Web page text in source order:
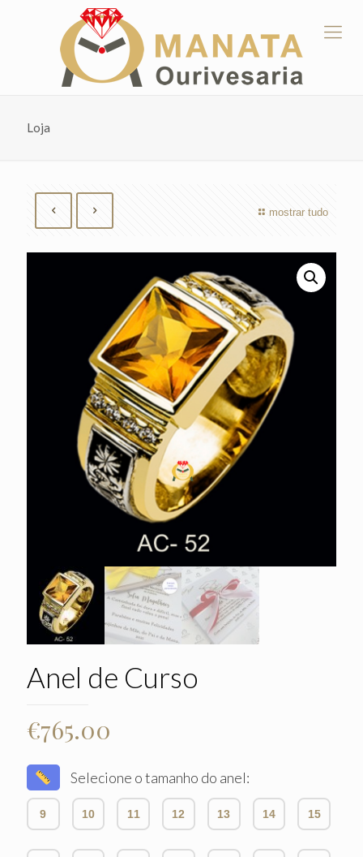
Loja
mostrar tudo
Anel de Curso
€765.00
Selecione o tamanho do anel:
9 10 11 12 13 14 15